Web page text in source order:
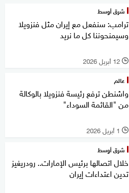
شرق أوسط
ترامب: سنفعل مع إيران مثل فنزويلا
وسيمنحوننا كل ما نريد
l 12 أبريل 2026
عالم
واشنطن ترفع رئيسة فنزويلا بالوكالة
من "القائمة السوداء"
l 1 أبريل 2026
شرق أوسط
خلال اتصالها برئيس الإمارات.. رودريغيز
تدين اعتداءات إيران